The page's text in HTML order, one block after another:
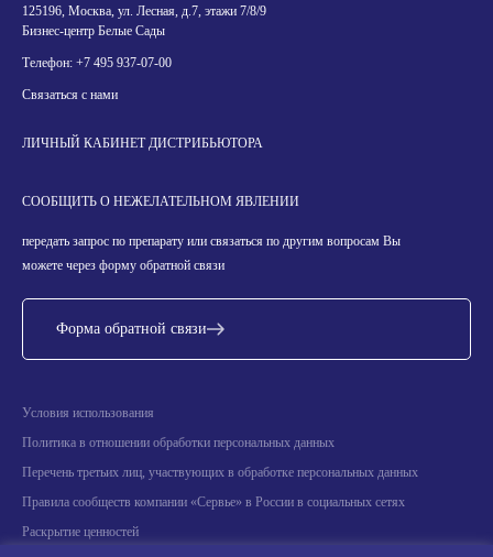
125196, Москва, ул. Лесная, д.7, этажи 7/8/9
Бизнес-центр Белые Сады
Телефон: +7 495 937-07-00
Связаться с нами
ЛИЧНЫЙ КАБИНЕТ ДИСТРИБЬЮТОРА
СООБЩИТЬ О НЕЖЕЛАТЕЛЬНОМ ЯВЛЕНИИ
передать запрос по препарату или связаться по другим вопросам Вы
можете через форму обратной связи
Форма обратной связи
Условия использования
Политика в отношении обработки персональных данных
Перечень третьих лиц, участвующих в обработке персональных данных
Правила сообществ компании «Сервье» в России в социальных сетях
Раскрытие ценностей